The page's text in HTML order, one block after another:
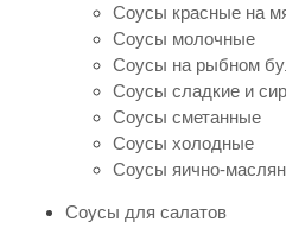
Соусы красные на
Соусы молочные
Соусы на рыбном
Соусы сладкие и
Соусы сметанные
Соусы холодные
Соусы яично-
Соусы для салатов